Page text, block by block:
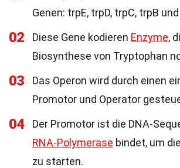
Genen: trpE, trpD, trpC, trpB
02 Diese Gene kodieren Enzyme,
Biosynthese von Tryptophan
03
Das Operon wird durch einen
Promotor und Operator
04
Der Promotor ist die DNA-
RNA-Polymerase bindet, um
zu starten.